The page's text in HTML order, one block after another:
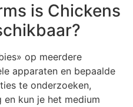
is Chickens
op meerdere
apparaten en bepaalde
te onderzoeken,
kun je het medium